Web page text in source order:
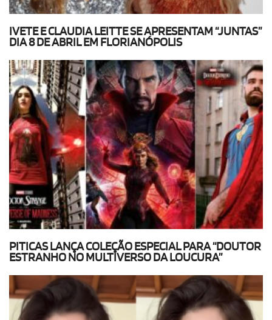
IVETE E CLAUDIA LEITTE SE APRESENTAM “JUNTAS”
DIA 8 DE ABRIL EM FLORIANÓPOLIS
PITICAS LANÇA COLEÇÃO ESPECIAL PARA “DOUTOR
ESTRANHO NO MULTIVERSO DA LOUCURA”